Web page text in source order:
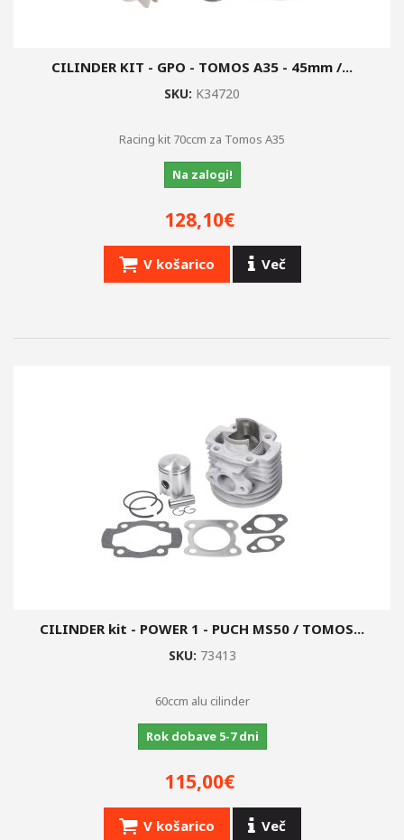
CILINDER KIT - GPO - TOMOS A35 - 45mm /...
SKU: K34720
Racing kit 70ccm za Tomos A35
Na zalogi!
128,10€
V košarico Več
CILINDER kit - POWER 1 - PUCH MS50 / TOMOS...
SKU: 73413
60ccm alu cilinder
Rok dobave 5-7 dni
115,00€
V košarico Več